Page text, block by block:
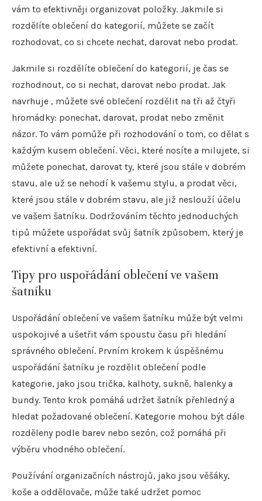
vám to efektivněji organizovat položky. Jakmile si
rozdělíte oblečení do kategorií, můžete se začít
rozhodovat, co si chcete nechat, darovat nebo prodat.
Jakmile si rozdělíte oblečení do kategorií, je čas se
rozhodnout, co si nechat, darovat nebo prodat. Jak
navrhuje , můžete své oblečení rozdělit na tři až čtyři
hromádky: ponechat, darovat, prodat nebo změnit
názor. To vám pomůže při rozhodování o tom, co dělat s
každým kusem oblečení. Věci, které nosíte a milujete, si
můžete ponechat, darovat ty, které jsou stále v dobrém
stavu, ale už se nehodí k vašemu stylu, a prodat věci,
které jsou stále v dobrém stavu, ale již neslouží účelu
ve vašem šatníku. Dodržováním těchto jednoduchých
tipů můžete uspořádat svůj šatník způsobem, který je
efektivní a efektivní.
Tipy pro uspořádání oblečení ve vašem
šatníku
Uspořádání oblečení ve vašem šatníku může být velmi
uspokojivé a ušetřit vám spoustu času při hledání
správného oblečení. Prvním krokem k úspěšnému
uspořádání šatníku je rozdělit oblečení podle
kategorie, jako jsou trička, kalhoty, sukně, halenky a
bundy. Tento krok pomáhá udržet šatník přehledný a
hledat požadované oblečení. Kategorie mohou být dále
rozděleny podle barev nebo sezón, což pomáhá při
výběru vhodného oblečení.
Používání organizačních nástrojů, jako jsou věšáky,
koše a oddělovače, může také udržet pomoc